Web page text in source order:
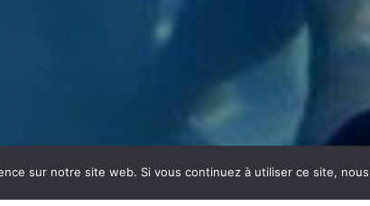
sur notre site web. Si vous continuez à utiliser ce site,